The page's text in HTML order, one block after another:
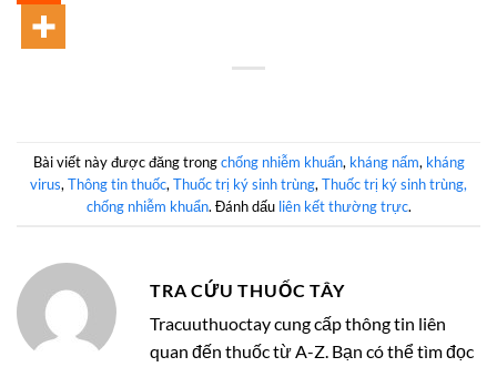
Bài viết này được đăng trongchống nhiễm khuẩn, kháng nấm, kháng
virus, Thông tin thuốc, Thuốc trị ký sinh trùng, Thuốc trị ký sinh trùng,
chống nhiễm khuẩn. Đánh dấu liên kết thường trực.
TRA CỨU THUỐC TÂY
Tracuuthuoctay cung cấp thông tin liên
quan đến thuốc từ A-Z. Bạn có thể tìm đọc